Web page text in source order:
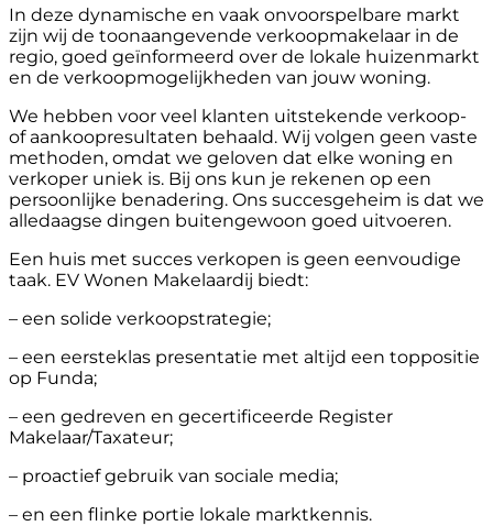
In deze dynamische en vaak onvoorspelbare markt
zijn wij de toonaangevende verkoopmakelaar in de
regio, goed geïnformeerd over de lokale huizenmarkt
en de verkoopmogelijkheden van jouw woning.
We hebben voor veel klanten uitstekende verkoop-
of aankoopresultaten behaald. Wij volgen geen vaste
methoden, omdat we geloven dat elke woning en
verkoper uniek is. Bij ons kun je rekenen op een
persoonlijke benadering. Ons succesgeheim is dat we
alledaagse dingen buitengewoon goed uitvoeren.
Een huis met succes verkopen is geen eenvoudige
taak. EV Wonen Makelaardij biedt:
– een solide verkoopstrategie;
– een eersteklas presentatie met altijd een toppositie
op Funda;
– een gedreven en gecertificeerde Register
Makelaar/Taxateur;
– proactief gebruik van sociale media;
– en een flinke portie lokale marktkennis.